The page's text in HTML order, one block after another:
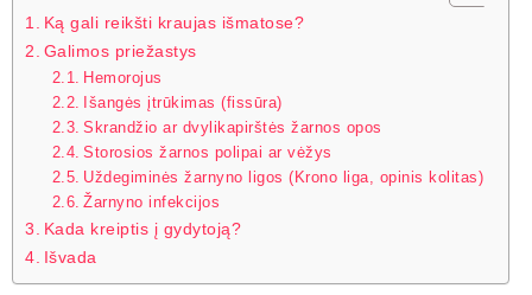
Ką gali reikšti kraujas išmatose?
Galimos priežastys
Hemorojus
Išangės įtrūkimas (fissūra)
Skrandžio ar dvylikapirštės žarnos opos
Storosios žarnos polipai ar vėžys
Uždegiminės žarnyno ligos (Krono liga, opinis kolitas)
Žarnyno infekcijos
Kada kreiptis į gydytoją?
Išvada